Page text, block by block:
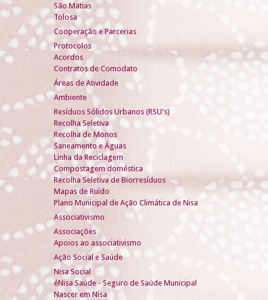
São Matias
Tolosa
Cooperação e Parcerias
Protocolos
Acordos
Contratos de Comodato
Áreas de Atividade
Ambiente
Resíduos Sólidos Urbanos (RSU's)
Recolha Seletiva
Recolha de Monos
Saneamento e Águas
Linha da Reciclagem
Compostagem doméstica
Recolha Seletiva de Biorresíduos
Mapas de Ruído
Plano Municipal de Ação Climática de Nisa
Associativismo
Associações
Apoios ao associativismo
Ação Social e Saúde
Nisa Social
éNisa Saúde - Seguro de Saúde Municipal
Nascer em Nisa